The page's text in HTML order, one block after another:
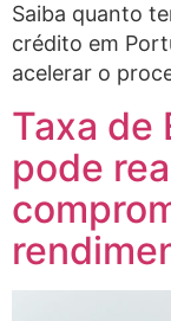
Saiba quanto
crédito em
acelerar o
Taxa de
pode